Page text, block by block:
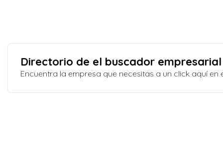
Directorio de el buscador empresarial
Encuentra la empresa que necesitas a un click aquí